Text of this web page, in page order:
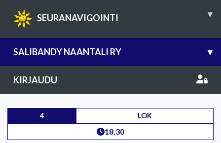
SEURANAVIGOINTI ▾
SALIBANDY NAANTALI RY ▾
KIRJAUDU
4 LOK
18.30